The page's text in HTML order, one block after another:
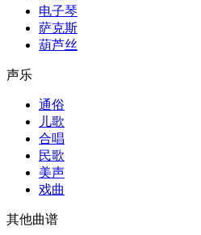
电子琴
萨克斯
葫芦丝
声乐
通俗
儿歌
合唱
民歌
美声
戏曲
其他曲谱